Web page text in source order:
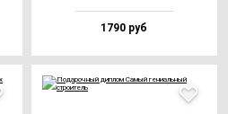
1790 руб